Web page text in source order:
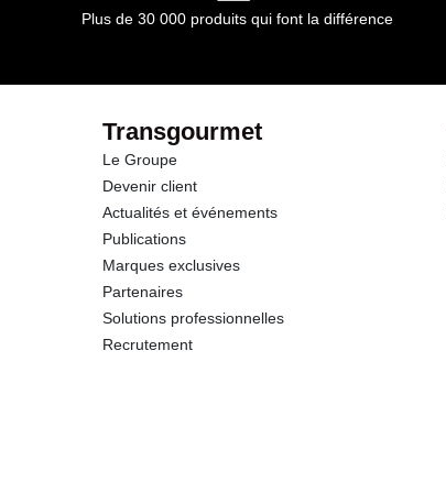
Protéines
Sel
Plus de 30 000 produits qui font la différence
Transgourmet
Le Groupe
Devenir client
Actualités et événements
Publications
Marques exclusives
Partenaires
Solutions professionnelles
Recrutement